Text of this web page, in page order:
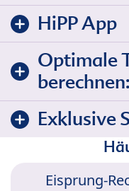
HiPP App
Optimale
berechnen:
Exklusive
Eisprung-